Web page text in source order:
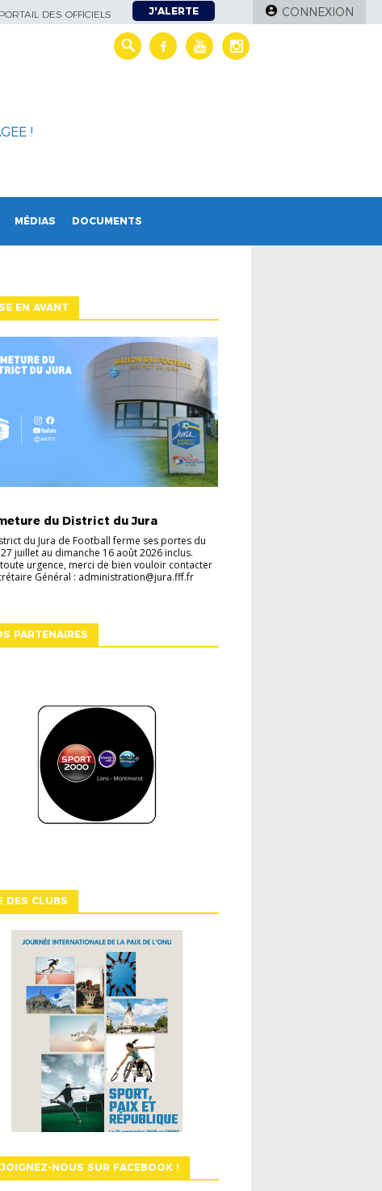
PORTAIL DES OFFICIELS J'ALERTE CONNEXION
!
MÉDIAS DOCUMENTS
EN AVANT
du District du Jura
du Jura de Football ferme ses portes du
juillet au dimanche 16 août 2026 inclus.
urgence, merci de bien vouloir contacter
Général : administration@jura.fff.fr
PARTENAIRES
DES CLUBS
NOUS SUR FACEBOOK !